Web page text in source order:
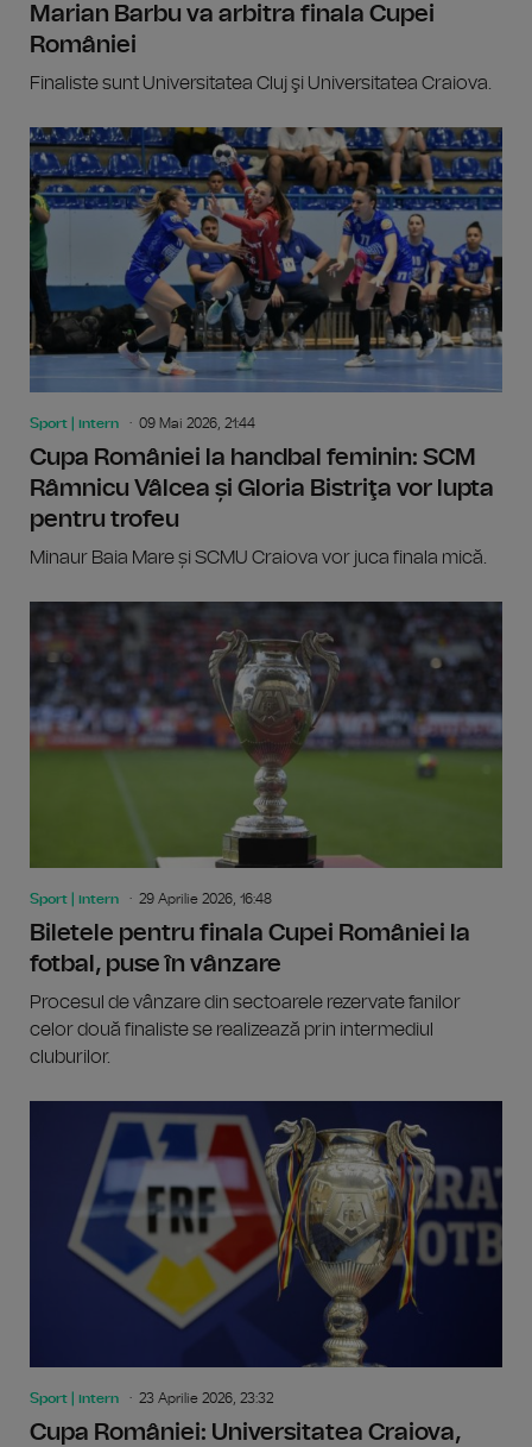
Marian Barbu va arbitra finala Cupei
României
Finaliste sunt Universitatea Cluj şi Universitatea Craiova.
Sport | intern 09 Mai 2026, 21:44
Cupa României la handbal feminin: SCM
Râmnicu Vâlcea și Gloria Bistriţa vor lupta
pentru trofeu
Minaur Baia Mare și SCMU Craiova vor juca finala mică.
Sport | intern 29 Aprilie 2026, 16:48
Biletele pentru finala Cupei României la
fotbal, puse în vânzare
Procesul de vânzare din sectoarele rezervate fanilor
celor două finaliste se realizează prin intermediul
cluburilor.
Sport | intern 23 Aprilie 2026, 23:32
Cupa României: Universitatea Craiova,